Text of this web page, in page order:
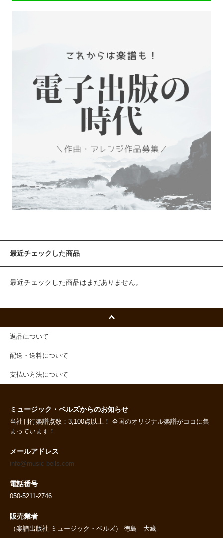
最近チェックした商品
最近チェックした商品はまだありません。
返品について
配送・送料について
支払い方法について
ミュージック・ベルズからのお知らせ
当社刊行楽譜点数：3,100点以上！ 全国のオリジナル楽譜がココに集
まっています！
メールアドレス
info@music-bells.com
電話番号
050-5211-2746
販売業者
（楽譜出版社 ミュージック・ベルズ） 徳島 大藏